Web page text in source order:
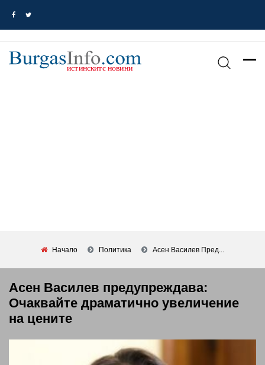
Начало Политика Асен Василев Пред...
Асен Василев предупреждава:
Очаквайте драматично увеличение
на цените